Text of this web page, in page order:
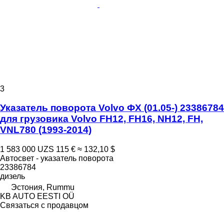
3
Указатель поворота Volvo ФХ (01.05-) 23386784
для грузовика Volvo FH12, FH16, NH12, FH,
VNL780 (1993-2014)
1 583 000 UZS 115 € ≈ 132,10 $
Автосвет - указатель поворота
23386784
дизель
Эстония, Rummu
KB AUTO EESTI OÜ
Связаться с продавцом